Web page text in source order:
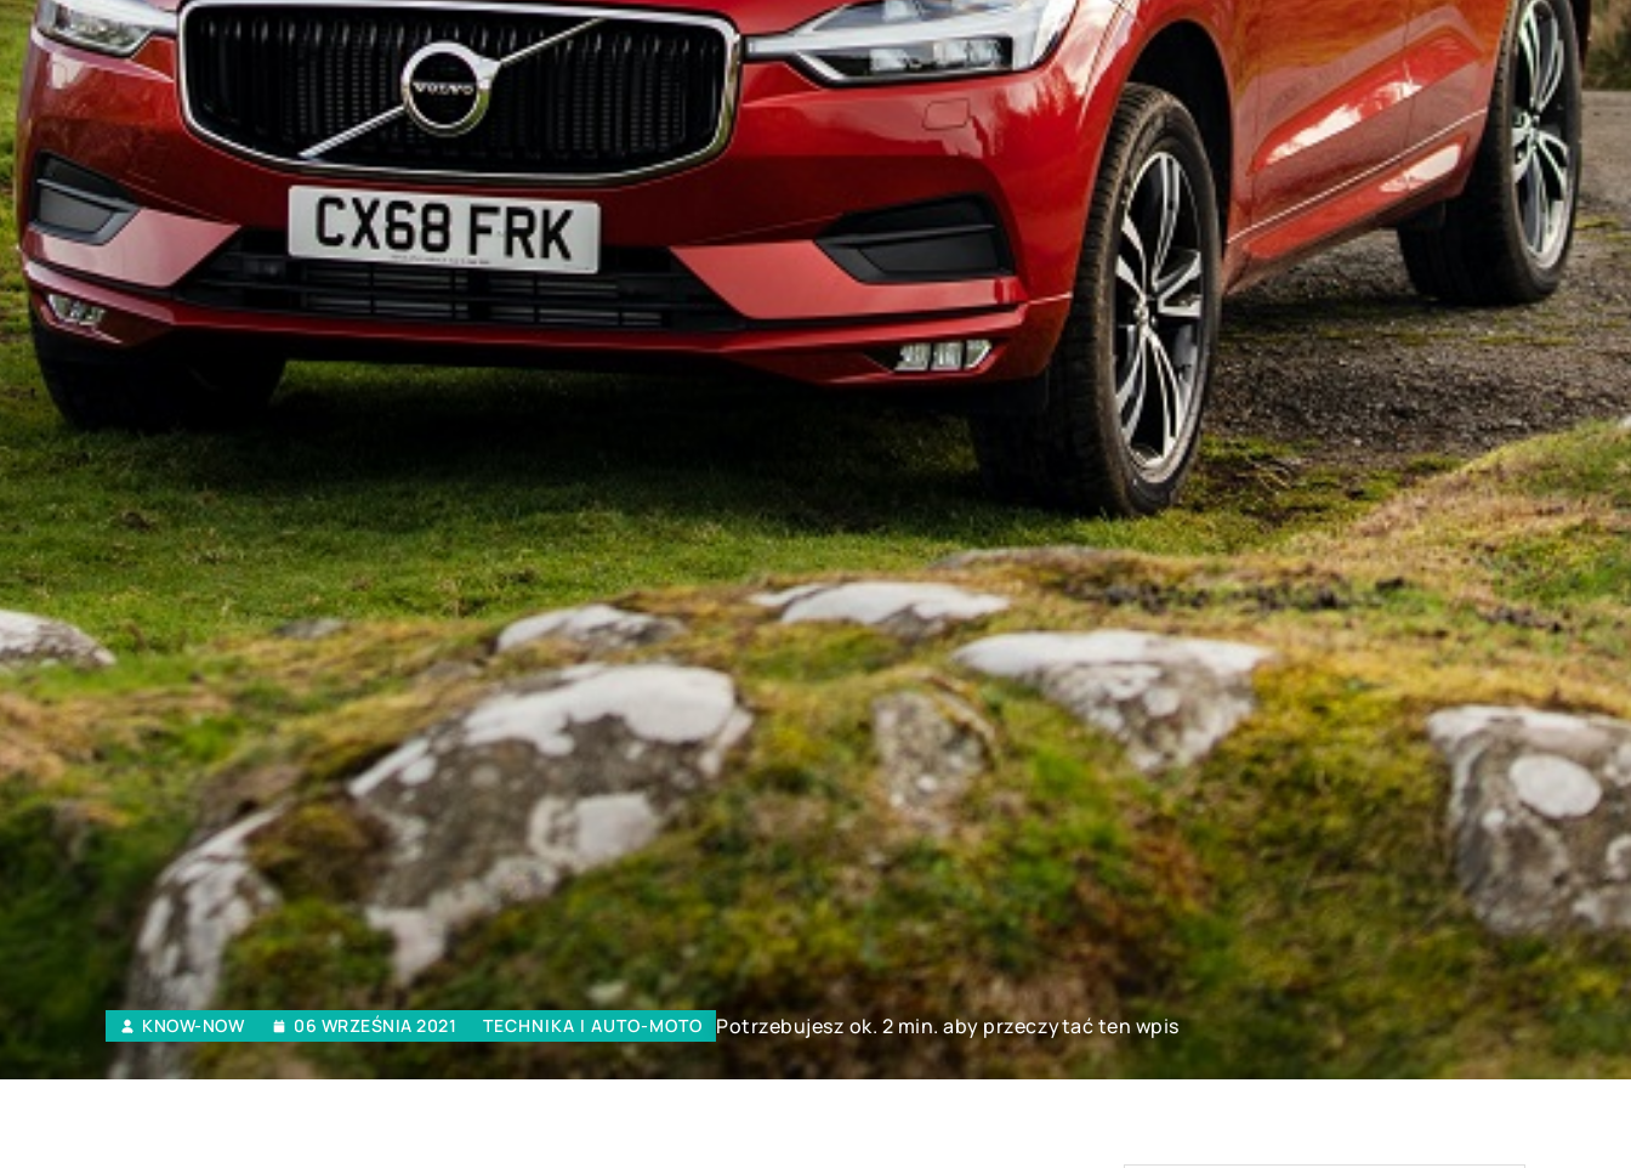
KNOW-NOW 06 WRZEŚNIA 2021 TECHNIKA I AUTO-MOTO Potrzebujesz ok. 2 min. aby przeczytać ten wpis